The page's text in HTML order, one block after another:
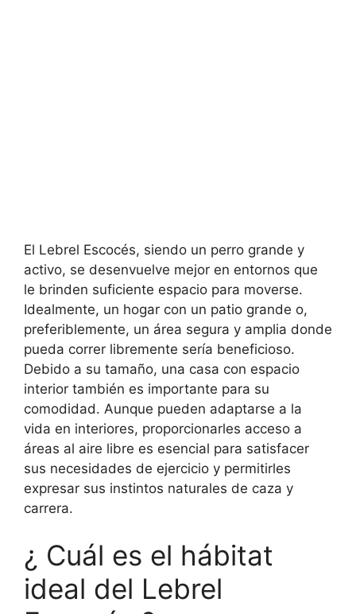
El Lebrel Escocés, siendo un perro grande y
activo, se desenvuelve mejor en entornos que
le brinden suficiente espacio para moverse.
Idealmente, un hogar con un patio grande o,
preferiblemente, un área segura y amplia donde
pueda correr libremente sería beneficioso.
Debido a su tamaño, una casa con espacio
interior también es importante para su
comodidad. Aunque pueden adaptarse a la
vida en interiores, proporcionarles acceso a
áreas al aire libre es esencial para satisfacer
sus necesidades de ejercicio y permitirles
expresar sus instintos naturales de caza y
carrera.
¿ Cuál es el hábitat
ideal del Lebrel